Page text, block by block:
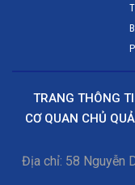
TRANG THÔNG
CƠ QUAN CHỦ
Địa chỉ: 58 Nguyễn